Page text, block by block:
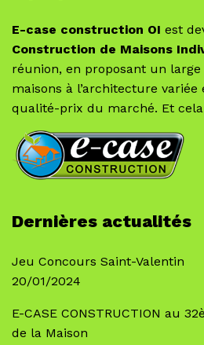
E-case construction OI est
Construction de Maisons
réunion, en proposant un
maisons à l’architecture
qualité-prix du marché. Et
Dernières actualités
Jeu Concours Saint-Valentin
20/01/2024
E-CASE CONSTRUCTION au
de la Maison